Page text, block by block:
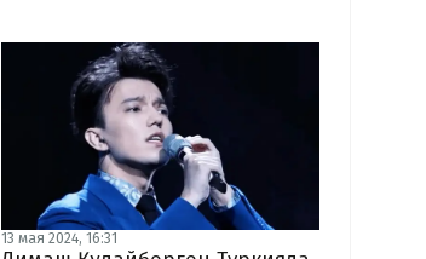
13 мая 2024, 16:31